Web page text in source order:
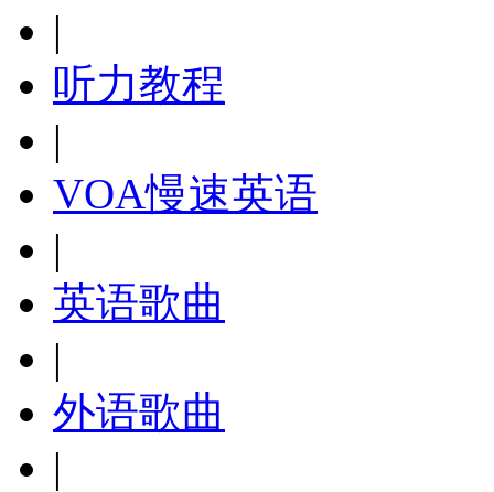
|
听力教程
|
VOA慢速英语
|
英语歌曲
|
外语歌曲
|